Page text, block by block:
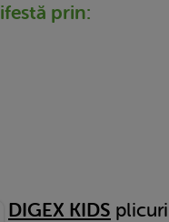
prin:
DIGEX KIDS plicuri